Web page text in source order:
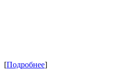
[Подробнее]